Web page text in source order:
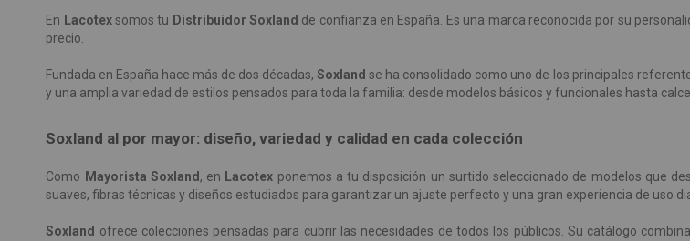
En Lacotexsomos tu Distribuidor Soxland de confianza en España. Es una marca reconocida por su
precio.
Fundada en España hace más de dos décadas,Soxland se ha consolidado como uno de los principales
y una amplia variedad de estilos pensados para toda la familia: desde modelos básicos y funcionales hasta
Soxland al por mayor: diseño, variedad y calidad en cada colección
Como Mayorista Soxland , en Lacotex ponemos a tu disposición un surtido seleccionado de modelos que
suaves, fibras técnicas y diseños estudiados para garantizar un ajuste perfecto y una gran experiencia de uso
Soxland ofrece colecciones pensadas para cubrir las necesidades de todos los públicos. Su catálogo